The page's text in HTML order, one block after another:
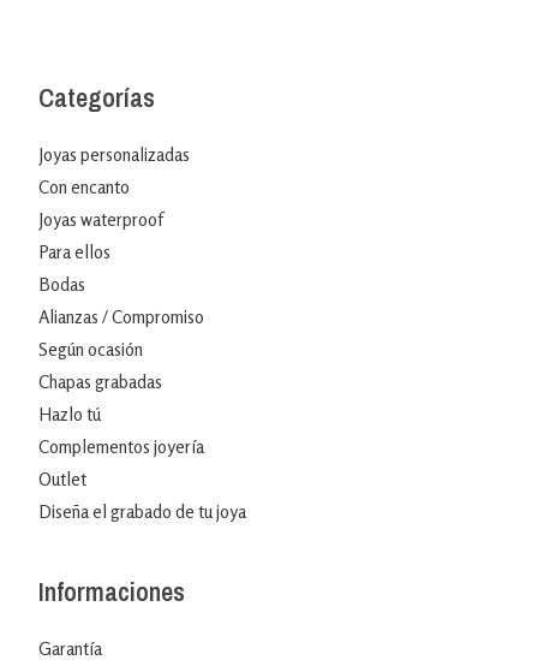
Categorías
Joyas personalizadas
Con encanto
Joyas waterproof
Para ellos
Bodas
Alianzas / Compromiso
Según ocasión
Chapas grabadas
Hazlo tú
Complementos joyería
Outlet
Diseña el grabado de tu joya
Informaciones
Garantía